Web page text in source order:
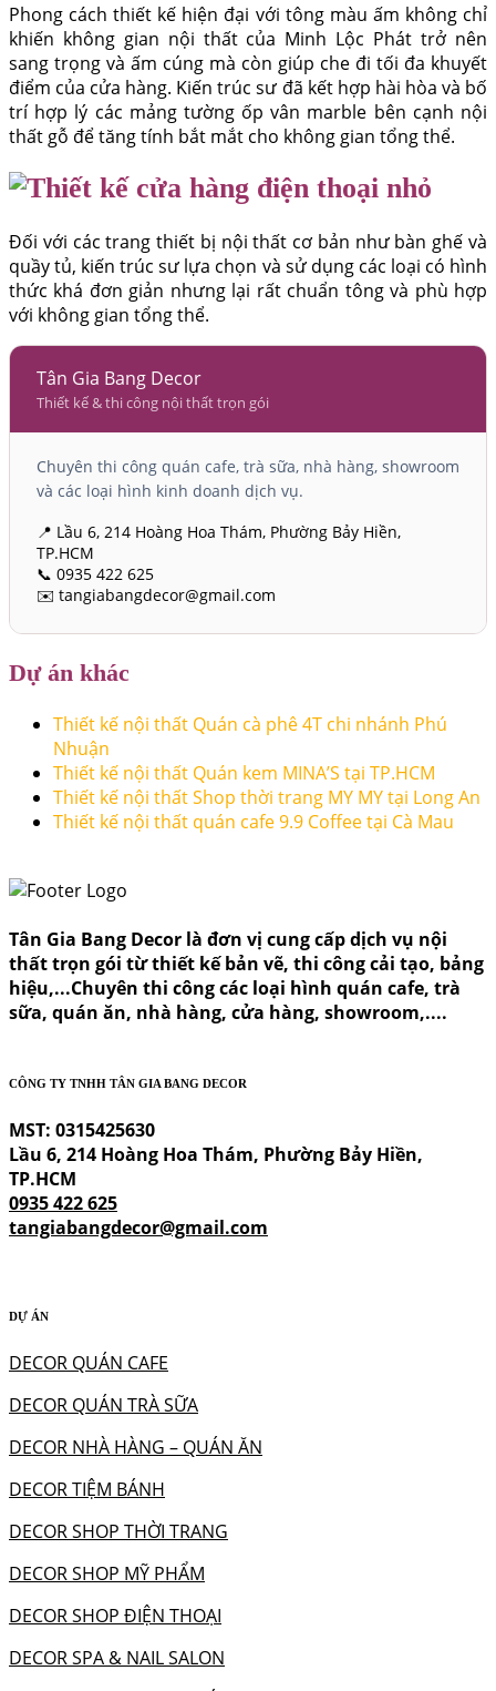
Phong cách thiết kế hiện đại với tông màu ấm không chỉ
khiến không gian nội thất của Minh Lộc Phát trở nên
sang trọng và ấm cúng mà còn giúp che đi tối đa khuyết
điểm của cửa hàng. Kiến trúc sư đã kết hợp hài hòa và bố
trí hợp lý các mảng tường ốp vân marble bên cạnh nội
thất gỗ để tăng tính bắt mắt cho không gian tổng thể.
Đối với các trang thiết bị nội thất cơ bản như bàn ghế và
quầy tủ, kiến trúc sư lựa chọn và sử dụng các loại có hình
thức khá đơn giản nhưng lại rất chuẩn tông và phù hợp
với không gian tổng thể.
Tân Gia Bang Decor
Thiết kế & thi công nội thất trọn gói
Chuyên thi công quán cafe, trà sữa, nhà hàng, showroom
và các loại hình kinh doanh dịch vụ.
📍 Lầu 6, 214 Hoàng Hoa Thám, Phường Bảy Hiền,
TP.HCM
📞 0935 422 625
✉️ tangiabangdecor@gmail.com
Dự án khác
Thiết kế nội thất Quán cà phê 4T chi nhánh Phú
Nhuận
Thiết kế nội thất Quán kem MINA’S tại TP.HCM
Thiết kế nội thất Shop thời trang MY MY tại Long An
Thiết kế nội thất quán cafe 9.9 Coffee tại Cà Mau
Tân Gia Bang Decor là đơn vị cung cấp dịch vụ nội
thất trọn gói từ thiết kế bản vẽ, thi công cải tạo, bảng
hiệu,...Chuyên thi công các loại hình quán cafe, trà
sữa, quán ăn, nhà hàng, cửa hàng, showroom,....
CÔNG TY TNHH TÂN GIA BANG DECOR
MST: 0315425630
Lầu 6, 214 Hoàng Hoa Thám, Phường Bảy Hiền,
TP.HCM
0935 422 625
tangiabangdecor@gmail.com
DỰ ÁN
DECOR QUÁN CAFE
DECOR QUÁN TRÀ SỮA
DECOR NHÀ HÀNG – QUÁN ĂN
DECOR TIỆM BÁNH
DECOR SHOP THỜI TRANG
DECOR SHOP MỸ PHẨM
DECOR SHOP ĐIỆN THOẠI
DECOR SPA & NAIL SALON